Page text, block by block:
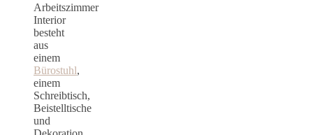
Arbeitszimmer
Interior
besteht
aus
einem
Bürostuhl,
einem
Schreibtisch,
Beistelltische
und